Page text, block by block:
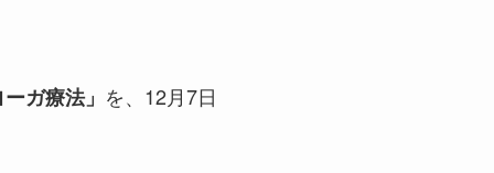
ガ療法」 を、12月7日